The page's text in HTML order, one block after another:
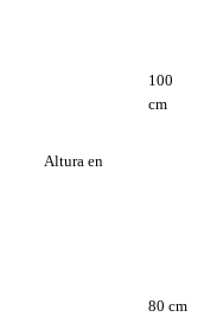
Altura en
100
cm
80 cm